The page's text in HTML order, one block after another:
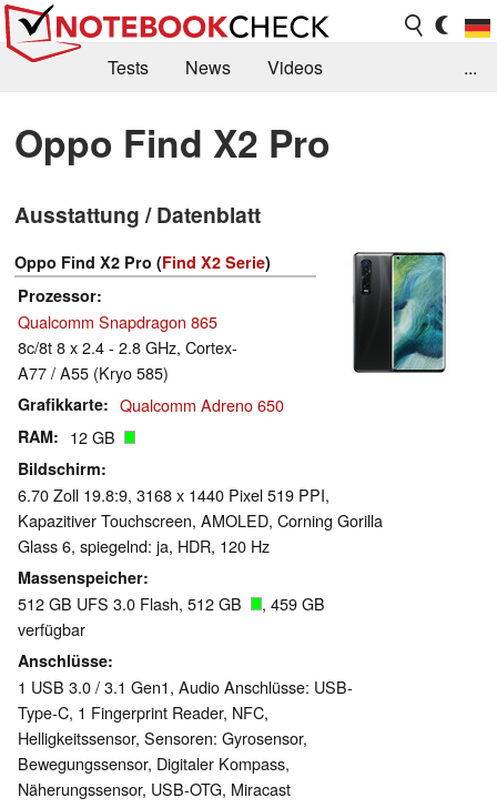
Tests News
Videos
Kaufberatung
Deals Suche
Forum
...
Oppo Find X2 Pro
Ausstattung / Datenblatt
Oppo Find X2 Pro (Find X2 Serie)
Prozessor
Qualcomm Snapdragon 865
8c/8t 8 x 2.4 - 2.8 GHz, Cortex-
A77 / A55 (Kryo 585)
Grafikkarte Qualcomm Adreno 650
RAM 12 GB
Bildschirm
6.70 Zoll 19.8:9, 3168 x 1440 Pixel 519 PPI,
Kapazitiver Touchscreen, AMOLED, Corning Gorilla
Glass 6, spiegelnd: ja, HDR, 120 Hz
Massenspeicher
512 GB UFS 3.0 Flash, 512 GB
, 459 GB
verfügbar
Anschlüsse
1 USB 3.0 / 3.1 Gen1, Audio Anschlüsse: USB-
Type-C, 1 Fingerprint Reader, NFC,
Helligkeitssensor, Sensoren: Gyrosensor,
Bewegungssensor, Digitaler Kompass,
Näherungssensor, USB-OTG, Miracast